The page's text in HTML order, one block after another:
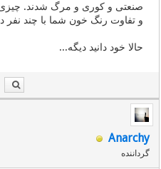
و تفاوت رنگ خون شما با چند نفر
حالا خود دانید دیگه...
Anarchy
گرداننده